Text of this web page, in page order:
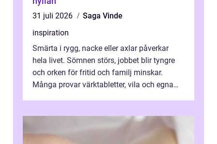
31 juli 2026
Saga Vinde
inspiration
Smärta i rygg, nacke eller axlar påverkar
hela livet. Sömnen störs, jobbet blir tyngre
och orken för fritid och familj minskar.
Många provar värktabletter, vila och egna